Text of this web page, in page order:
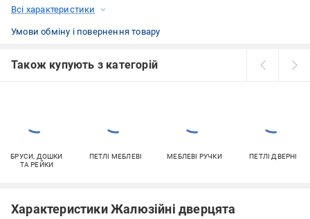
Всі характеристики
Умови обміну і повернення товару
Також купують з категорій
БРУСИ, ДОШКИ
ТА РЕЙКИ
ПЕТЛІ МЕБЛЕВІ МЕБЛЕВІ РУЧКИ ПЕТЛІ ДВЕРНІ
Характеристики Жалюзійні дверцята